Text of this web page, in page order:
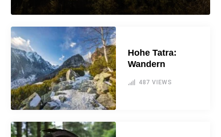
Hohe Tatra:
Wandern
487 VIEWS